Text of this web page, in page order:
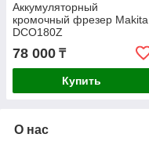
Аккумуляторный
кромочный фрезер Makita
DCO180Z
78 000 ₸
Купить
О нас